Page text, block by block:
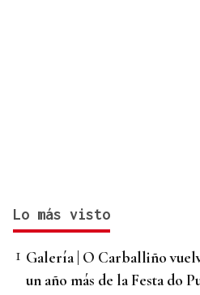
Lo más visto
Galería | O Carballiño
un año más de la Festa do